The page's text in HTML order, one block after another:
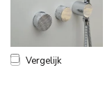
Vergelijk